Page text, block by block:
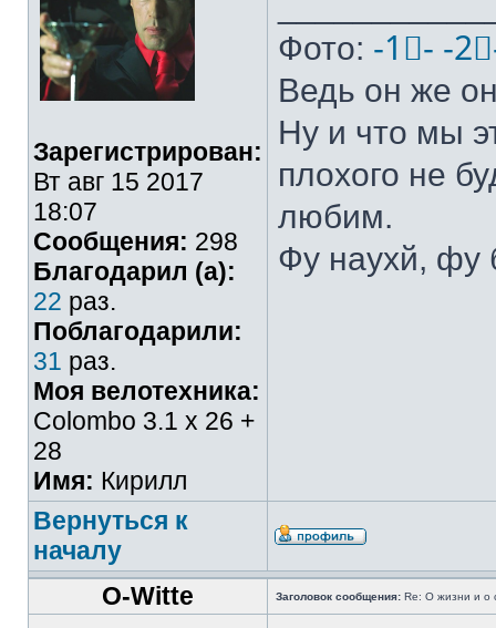
Зарегистрирован:
Вт авг 15 2017
18:07
Сообщения: 298
Благодарил (а):
22 раз.
Поблагодарили:
31 раз.
Моя велотехника:
Colombo 3.1 х 26 +
28
Имя: Кирилл
Фото: -1⃣- -
Ведь он же
Ну и что мы
плохого не
любим.
Фу наухй, фу
Вернуться к
началу
O-Witte
Заголовок сообщения: Re: О жизни и о